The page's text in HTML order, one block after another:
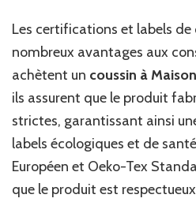
Les certifications et labels
nombreux avantages aux
achètent un coussin à
ils assurent que le produit
strictes, garantissant ainsi
labels écologiques et de
Européen et Oeko-Tex
que le produit est